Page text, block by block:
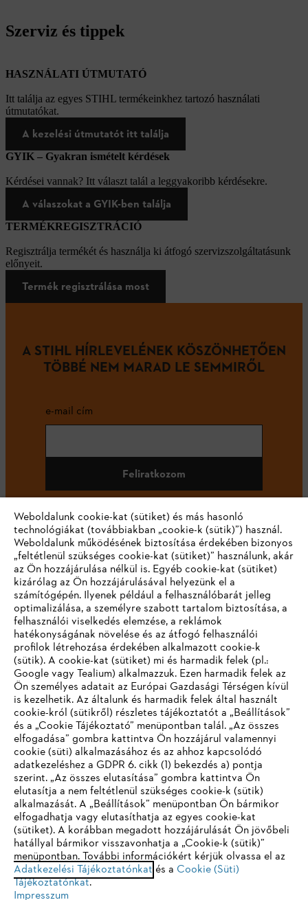
Szerviz és tippek
HASZNÁLATI ÚTMUTATÓ
Itt találja az egyes STIHL termékeinkhez tartozó használati
útmutatókat.
A kezelési útmutatót itt találja
GYIK – Gyakran ismételt kérdések
Kérdései vannak? Itt választ talál a leggyakoribb kérdésekre.
A válaszokat a GYIK-ben találja
TERMÉKREGISZTRÁCIÓ
Regisztrálja termékét és használja ki átfogó szervizszolgáltatásunk
előnyeit.
Termék regisztrálása most
A STIHL HÍRLEVELÉNEK KÖSZÖNHETŐEN
TÖBBÉ NEM MARAD LE SEMMIRŐL
e-mail cím
Feliratkozom
#STIHL
Vállalat
STIHL GYIK
Szerviz
Adatvédelem Impresszum Cookie tájékoztató
Jogi információk
IHR BROWSER WIRD NICHT
UNTERSTÜTZT
Sie nutzen einen Browser, den wir noch nicht unterstützen. Für
eine optimale Nutzung unserer Seite empfehlen wir Ihnen, zu
einem der folgenden Browser zu wechseln:
Weboldalunk cookie-kat (sütiket) és más hasonló
technológiákat (továbbiakban „cookie-k (sütik)”) használ.
Weboldalunk működésének biztosítása érdekében bizonyos
„feltétlenül szükséges cookie-kat (sütiket)” használunk, akár
az Ön hozzájárulása nélkül is. Egyéb cookie-kat (sütiket)
kizárólag az Ön hozzájárulásával helyezünk el a
számítógépén. Ilyenek például a felhasználóbarát jelleg
optimalizálása, a személyre szabott tartalom biztosítása, a
felhasználói viselkedés elemzése, a reklámok
hatékonyságának növelése és az átfogó felhasználói
profilok létrehozása érdekében alkalmazott cookie-k
(sütik). A cookie-kat (sütiket) mi és harmadik felek (pl.:
Google vagy Tealium) alkalmazzuk. Ezen harmadik felek az
Ön személyes adatait az Európai Gazdasági Térségen kívül
is kezelhetik. Az általunk és harmadik felek által használt
cookie-król (sütikről) részletes tájékoztatót a „Beállítások”
és a „Cookie Tájékoztató” menüpontban talál. „Az összes
elfogadása” gombra kattintva Ön hozzájárul valamennyi
cookie (süti) alkalmazásához és az ahhoz kapcsolódó
adatkezeléshez a GDPR 6. cikk (1) bekezdés a) pontja
szerint. „Az összes elutasítása” gombra kattintva Ön
elutasítja a nem feltétlenül szükséges cookie-k (sütik)
alkalmazását. A „Beállítások” menüpontban Ön bármikor
elfogadhatja vagy elutasíthatja az egyes cookie-kat
(sütiket). A korábban megadott hozzájárulását Ön jövőbeli
hatállyal bármikor visszavonhatja a „Cookie-k (sütik)”
menüpontban. További információkért kérjük olvassa el az
Adatkezelési Tájékoztatónkat és a Cookie (Süti)
Tájékoztatónkat.
Impresszum